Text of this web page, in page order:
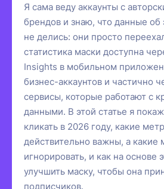
Я сама веду аккаунты с
брендов и знаю, что данные об
не делись: они просто
статистика маски доступна
Insights в мобильном
бизнес-аккаунтов и частично
сервисы, которые работают с
данными. В этой статье я
кликать в 2026 году, какие
действительно важны, а какие
игнорировать, и как на основе
улучшить маску, чтобы она
подписчиков.